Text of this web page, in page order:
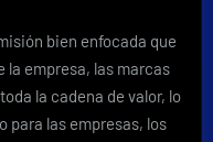
bien enfocada que
la empresa, las marcas
la cadena de valor, lo
para las empresas, los